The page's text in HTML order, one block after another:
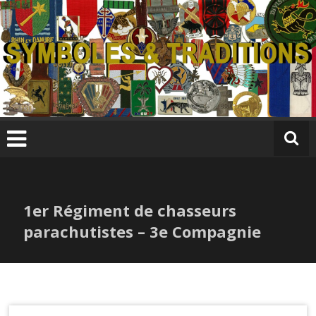
Skip
to
content
S
y
s
&
T
a
ti
1er Régiment de chasseurs
parachutistes – 3e Compagnie